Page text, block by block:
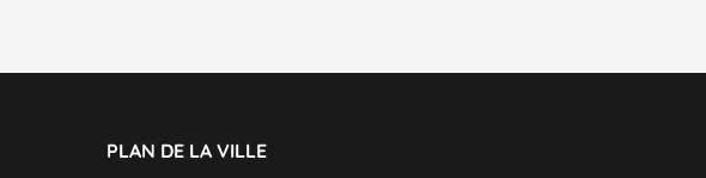
PLAN DE LA VILLE